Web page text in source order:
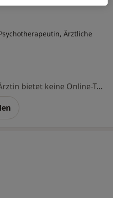
Ärztliche
Dieser Arzt bzw. diese Ärztin bietet keine Online-Terminbuchung an diesem Standort an.